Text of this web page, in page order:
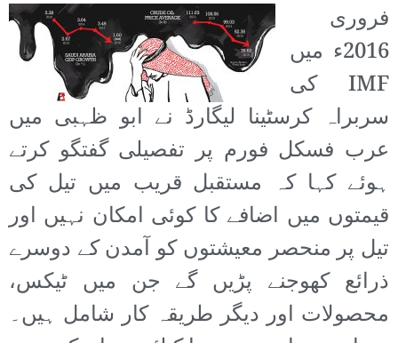
فروری
2016ء میں
IMF کی
سربراہ کرسٹینا لیگارڈ نے ابو ظہبی میں
عرب فسکل فورم پر تفصیلی گفتگو کرتے
ہوئے کہا کہ مستقبل قریب میں تیل کی
قیمتوں میں اضافے کا کوئی امکان نہیں اور
تیل پر منحصر معیشتوں کو آمدن کے دوسرے
ذرائع کھوجنے پڑیں گے جن میں ٹیکس،
محصولات اور دیگر طریقہ کار شامل ہیں۔